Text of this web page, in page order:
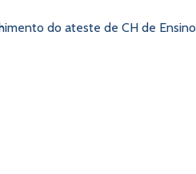
do ateste de CH de Ensino